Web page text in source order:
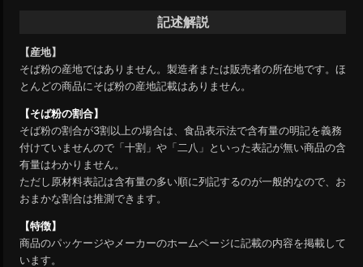
記述解説
【産地】
そば粉の産地ではありません。製造者または販売者の所在地です。ほ
とんどの商品にそば粉の産地記載はありません。
【そば粉の割合】
そば粉の割合が3割以上の場合は、食品表示法で含有量の明記を義務
付けていませんので「十割」や「二八」といった表記が無い商品の含
有量はわかりません。
ただし原材料表記は含有量の多い順に列記するのが一般的なので、お
おまかな割合は推測できます。
【特徴】
商品のパッケージやメーカーのホームページに記載の内容を掲載して
います。